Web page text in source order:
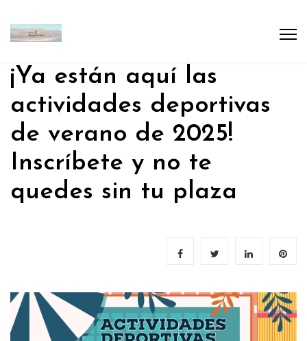
¡Ya están aquí las
actividades deportivas
de verano de 2025!
Inscríbete y no te
quedes sin tu plaza